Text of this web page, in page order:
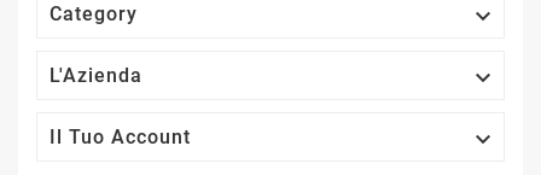
Category 
L'Azienda 
Il Tuo Account 